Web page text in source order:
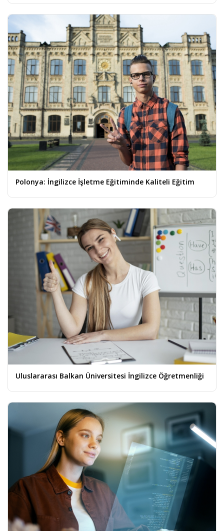
Polonya: İngilizce İşletme Eğitiminde Kaliteli Eğitim
Uluslararası Balkan Üniversitesi İngilizce Öğretmenliği